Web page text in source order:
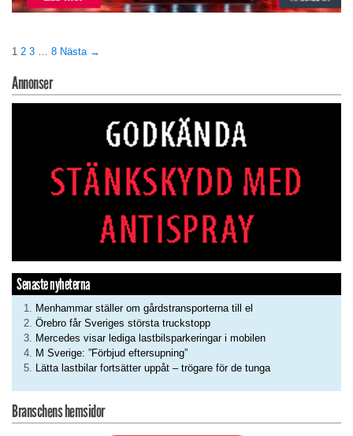
1 2 3 … 8 Nästa →
Annonser
Senaste nyheterna
Menhammar ställer om gårdstransporterna till el
Örebro får Sveriges största truckstopp
Mercedes visar lediga lastbilsparkeringar i mobilen
M Sverige: ”Förbjud eftersupning”
Lätta lastbilar fortsätter uppåt – trögare för de tunga
Branschens hemsidor